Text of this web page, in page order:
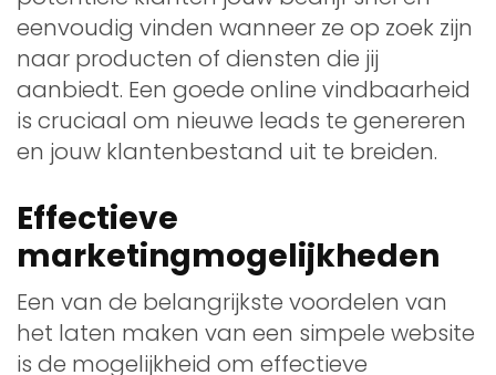
eenvoudig vinden wanneer ze op zoek zijn
naar producten of diensten die jij
aanbiedt. Een goede online vindbaarheid
is cruciaal om nieuwe leads te genereren
en jouw klantenbestand uit te breiden.
Effectieve
marketingmogelijkheden
Een van de belangrijkste voordelen van
het laten maken van een simpele website
is de mogelijkheid om effectieve